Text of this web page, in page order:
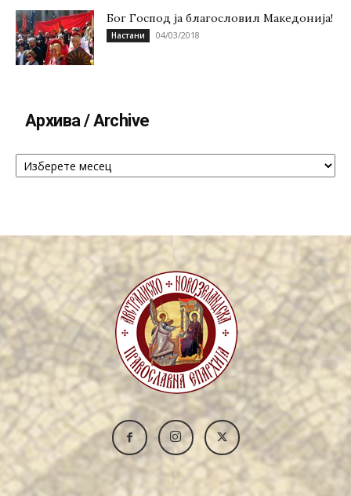
Бог Господ ја благословил Македонија!
Настани 04/03/2018
Архива / Archive
Архива